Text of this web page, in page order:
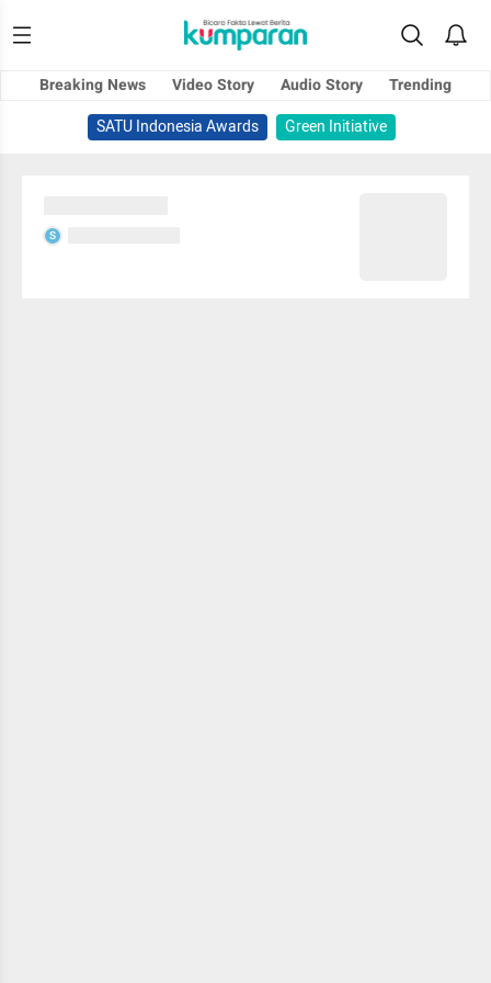
Breaking News Video Story Audio Story
Trending
SATU Indonesia Awards
Green Initiative
S